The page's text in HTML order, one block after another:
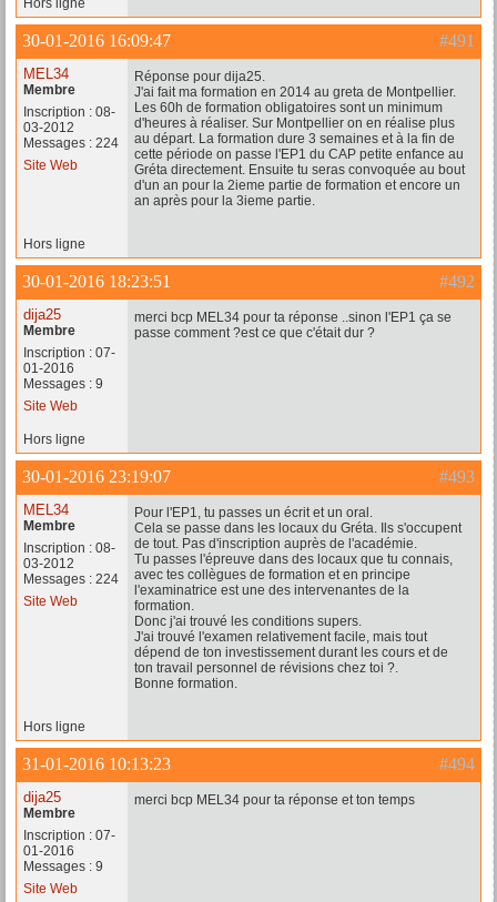
#491
30-01-2016 16:09:47
MEL34
Membre
Inscription : 08-
03-2012
Messages : 224
Site Web
Réponse pour dija25.
J'ai fait ma formation en 2014 au greta de Montpellier.
Les 60h de formation obligatoires sont un minimum
d'heures à réaliser. Sur Montpellier on en réalise plus
au départ. La formation dure 3 semaines et à la fin de
cette période on passe l'EP1 du CAP petite enfance au
Gréta directement. Ensuite tu seras convoquée au bout
d'un an pour la 2ieme partie de formation et encore un
an après pour la 3ieme partie.
Hors ligne
#492
30-01-2016 18:23:51
dija25
Membre
Inscription : 07-
01-2016
Messages : 9
Site Web
merci bcp MEL34 pour ta réponse ..sinon l'EP1 ça se
passe comment ?est ce que c'était dur ?
Hors ligne
#493
30-01-2016 23:19:07
MEL34
Membre
Inscription : 08-
03-2012
Messages : 224
Site Web
Pour l'EP1, tu passes un écrit et un oral.
Cela se passe dans les locaux du Gréta. Ils s'occupent
de tout. Pas d'inscription auprès de l'académie.
Tu passes l'épreuve dans des locaux que tu connais,
avec tes collègues de formation et en principe
l'examinatrice est une des intervenantes de la
formation.
Donc j'ai trouvé les conditions supers.
J'ai trouvé l'examen relativement facile, mais tout
dépend de ton investissement durant les cours et de
ton travail personnel de révisions chez toi ?.
Bonne formation.
Hors ligne
#494
31-01-2016 10:13:23
dija25
Membre
Inscription : 07-
01-2016
Messages : 9
Site Web
merci bcp MEL34 pour ta réponse et ton temps